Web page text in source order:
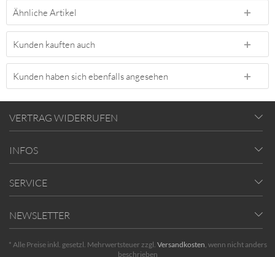
Ähnliche Artikel
Kunden kauften auch
Kunden haben sich ebenfalls angesehen
VERTRAG WIDERRUFEN
INFOS
SERVICE
NEWSLETTER
* Alle Preise inkl. gesetzl. Mehrwertsteuer zzgl. Versandkosten, wenn nicht anders
beschrieben